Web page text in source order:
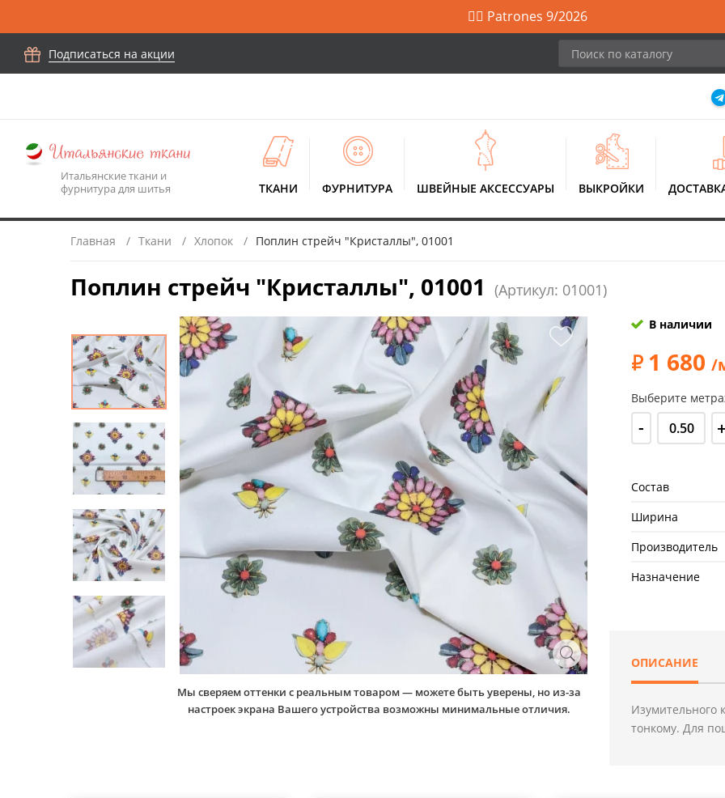
🙋‍♀️ Patrones 9/2026
Подписаться на акции
Итальянские ткани и
фурнитура для шитья
ТКАНИ ФУРНИТУРА ШВЕЙНЫЕ АКСЕССУАРЫ ВЫКРОЙКИ
Главная Ткани Хлопок Поплин стрейч "Кристаллы", 01001
Поплин стрейч "Кристаллы", 01001 (Артикул: 01001)
Мы сверяем оттенки с реальным товаром — можете быть уверены, но из-за
настроек экрана Вашего устройства возможны минимальные отличия.
В наличии
1 680 /
Выберите
- +
Состав
Ширина
Производитель
Назначение
ОПИСАНИЕ
Изумительного
тонкому. Для